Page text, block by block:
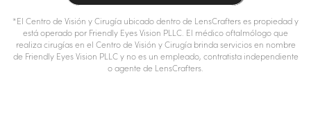
*El Centro de Visión y Cirugía ubicado dentro de LensCrafters es propiedad y
está operado por Friendly Eyes Vision PLLC. El médico oftalmólogo que
realiza cirugías en el Centro de Visión y Cirugía brinda servicios en nombre
de Friendly Eyes Vision PLLC y no es un empleado, contratista independiente
o agente de LensCrafters.